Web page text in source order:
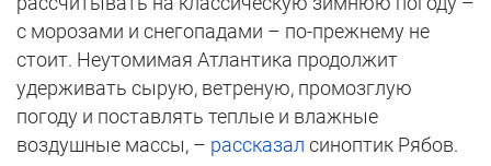
с морозами и снегопадами – по-прежнему не
стоит. Неутомимая Атлантика продолжит
удерживать сырую, ветреную, промозглую
погоду и поставлять теплые и влажные
воздушные массы, – рассказал синоптик Рябов.